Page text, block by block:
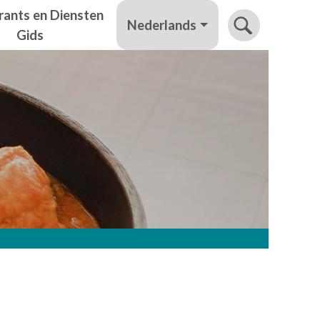
en Diensten
Gids
Nederlands